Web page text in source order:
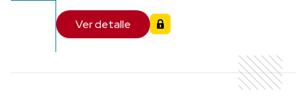
Ver detalle